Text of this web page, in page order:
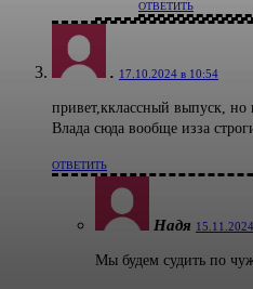
ОТВЕТИТЬ
. 17.10.2024 в 10:54
привет,кклассный выпуск,
Влада сюда вообще изза
ОТВЕТИТЬ
Надя
Мы будем судить по